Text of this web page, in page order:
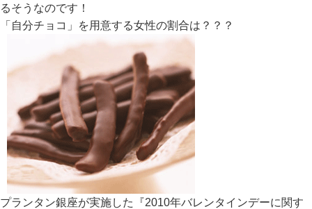
るそうなのです！
「自分チョコ」を用意する女性の割合は？？？
プランタン銀座が実施した『2010年バレンタインデーに関す